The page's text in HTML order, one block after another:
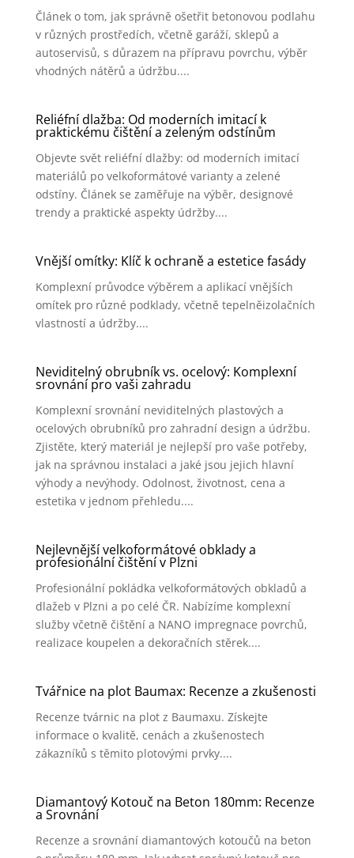
Článek o tom, jak správně ošetřit betonovou podlahu
v různých prostředích, včetně garáží, sklepů a
autoservisů, s důrazem na přípravu povrchu, výběr
vhodných nátěrů a údržbu....
Reliéfní dlažba: Od moderních imitací k
praktickému čištění a zeleným odstínům
Objevte svět reliéfní dlažby: od moderních imitací
materiálů po velkoformátové varianty a zelené
odstíny. Článek se zaměřuje na výběr, designové
trendy a praktické aspekty údržby....
Vnější omítky: Klíč k ochraně a estetice fasády
Komplexní průvodce výběrem a aplikací vnějších
omítek pro různé podklady, včetně tepelněizolačních
vlastností a údržby....
Neviditelný obrubník vs. ocelový: Komplexní
srovnání pro vaši zahradu
Komplexní srovnání neviditelných plastových a
ocelových obrubníků pro zahradní design a údržbu.
Zjistěte, který materiál je nejlepší pro vaše potřeby,
jak na správnou instalaci a jaké jsou jejich hlavní
výhody a nevýhody. Odolnost, životnost, cena a
estetika v jednom přehledu....
Nejlevnější velkoformátové obklady a
profesionální čištění v Plzni
Profesionální pokládka velkoformátových obkladů a
dlažeb v Plzni a po celé ČR. Nabízíme komplexní
služby včetně čištění a NANO impregnace povrchů,
realizace koupelen a dekoračních stěrek....
Tvářnice na plot Baumax: Recenze a zkušenosti
Recenze tvárnic na plot z Baumaxu. Získejte
informace o kvalitě, cenách a zkušenostech
zákazníků s těmito plotovými prvky....
Diamantový Kotouč na Beton 180mm: Recenze
a Srovnání
Recenze a srovnání diamantových kotoučů na beton